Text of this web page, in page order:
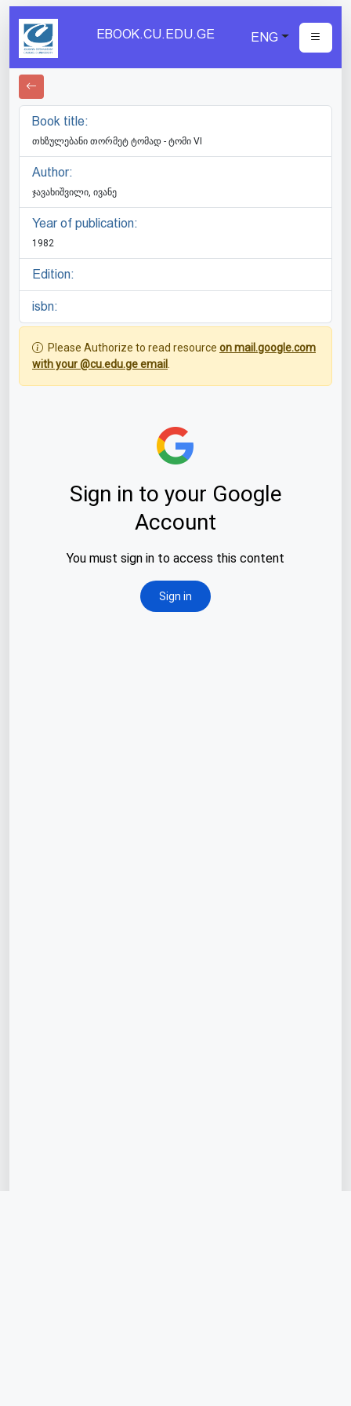
EBOOK.CU.EDU.GE ENG
Book title:
თხზულებანი თორმეტ ტომად - ტომი VI
Author:
ჯავახიშვილი, ივანე
Year of publication:
1982
Edition:
isbn:
Please Authorize to read resource on mail.google.com
with your @cu.edu.ge email